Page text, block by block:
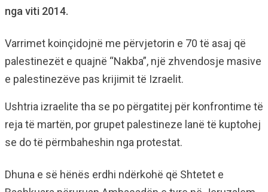
nga viti 2014.
Varrimet koinçidojnë me përvjetorin e 70 të asaj që
palestinezët e quajnë “Nakba”, një zhvendosje masive
e palestinezëve pas krijimit të Izraelit.
Ushtria izraelite tha se po përgatitej për konfrontime të
reja të martën, por grupet palestineze lanë të kuptohej
se do të përmbaheshin nga protestat.
Dhuna e së hënës erdhi ndërkohë që Shtetet e